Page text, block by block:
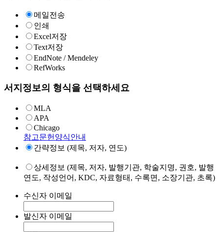
메일전송
인쇄
Excel저장
Text저장
EndNote / Mendeley
RefWorks
서지정보의 형식을 선택하세요
MLA
APA
Chicago
참고문헌양식안내
간략정보 (제목, 저자, 연도)
상세정보 (제목, 저자, 발행기관, 학술지명, 권호, 발행
연도, 작성언어, KDC, 자료형태, 수록면, 소장기관, 초록)
수신자 이메일
발신자 이메일